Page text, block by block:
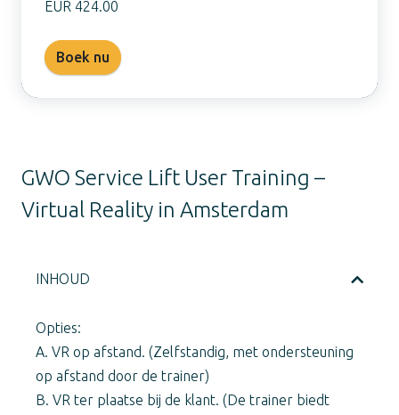
EUR 424.00
Boek nu
GWO Service Lift User Training –
Virtual Reality in Amsterdam
INHOUD
Opties:
A. VR op afstand. (Zelfstandig, met ondersteuning
op afstand door de trainer)
B. VR ter plaatse bij de klant. (De trainer biedt